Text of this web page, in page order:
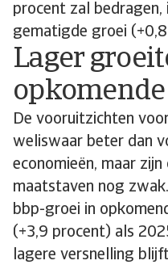
procent zal
gematigde groei
Lager
De vooruitzichten
weliswaar beter dan
economieën, maar
maatstaven nog
bbp-groei in
(+3,9 procent) als
lagere versnelling